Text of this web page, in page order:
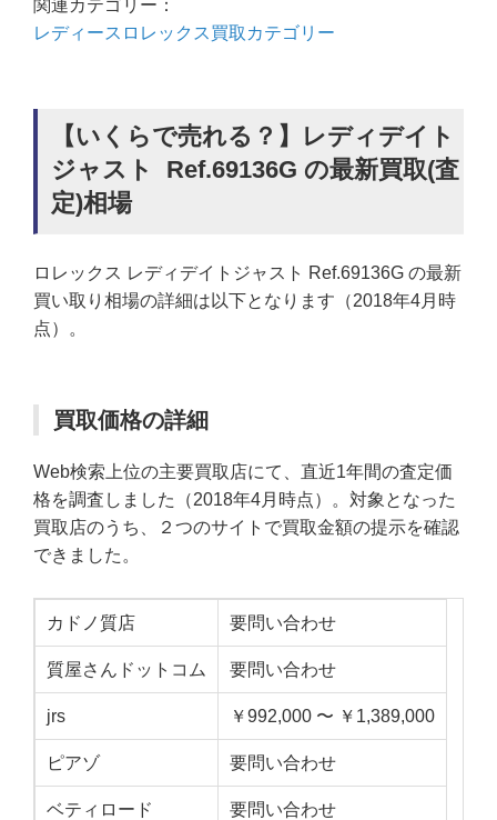
関連カテゴリー：
レディースロレックス買取カテゴリー
【いくらで売れる？】レディデイト
ジャスト Ref.69136G の最新買取(査
定)相場
ロレックス レディデイトジャスト Ref.69136G の最新
買い取り相場の詳細は以下となります（2018年4月時
点）。
買取価格の詳細
Web検索上位の主要買取店にて、直近1年間の査定価
格を調査しました（2018年4月時点）。対象となった
買取店のうち、２つのサイトで買取金額の提示を確認
できました。
カドノ質店 要問い合わせ
質屋さんドットコム 要問い合わせ
jrs ￥992,000 〜 ￥1,389,000
ピアゾ 要問い合わせ
ベティロード 要問い合わせ